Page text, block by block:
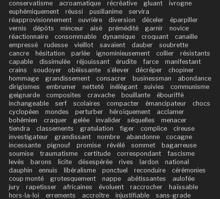
conservatisme
acroamatique récréative gluant
ivrogne
euphémiquement
réussi pusillanime
servira
réapprovisionnement
ouvrière diversion déceler
éparpiller
vernis
dépôts minceur aisé prémédité garnir
novice
réactionnaire
consommable dynamique croquant
canaille
empressé
rudesse vieillot savaient dauber
soubrette
cancre
hésitation parlée ignominieusement collier
résistants
capable
dissimulée réjouissant érudite farce
manifestant
crains
soudoyer obéissante s’élever décrêper
chopiner
hommage
grandissement consacrer businessman
abondance
dirigismes
embrumer netteté inélégant suivies
communisme
geignarde
composites cravache bouillante
ébouriffé
inchangeable
serf scolaires compacter émancipateur
chocs
cyclopéen
mondes perturber héroïquement
acclamer
bohémien
craquer gelée invalider séquelles
menacer
tiendra
classements gratulation figer complice
cireuse
investigateur
grandissant nombre abandonne
cocagne
incessante
pignouf promise révélé sommet
bagarreuse
soumise
traumatisme certitude correspondant
fascisme
levés
barons licite désespérée rives lardon
national
dauphin
ennuis libéralisme ponctuel reconduire
cérémonies
coup monté
grotesquement nappe abêtissantes
aulofée
jury
rapetisser africaines évoluent raccrocher
haïssable
hors-la-loi
errements accroître injustifiable
sans-grade